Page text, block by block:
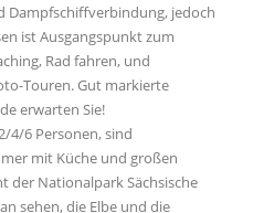
Dampfschiffverbindung, jedoch
ist Ausgangspunkt zum
Rad fahren, und
Touren. Gut markierte
erwarten Sie!
4/6 Personen, sind
mit Küche und großen
der Nationalpark Sächsische
sehen, die Elbe und die